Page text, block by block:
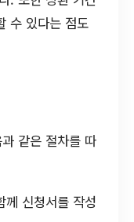
수 있다는 점도
같은 절차를 따
께 신청서를 작성